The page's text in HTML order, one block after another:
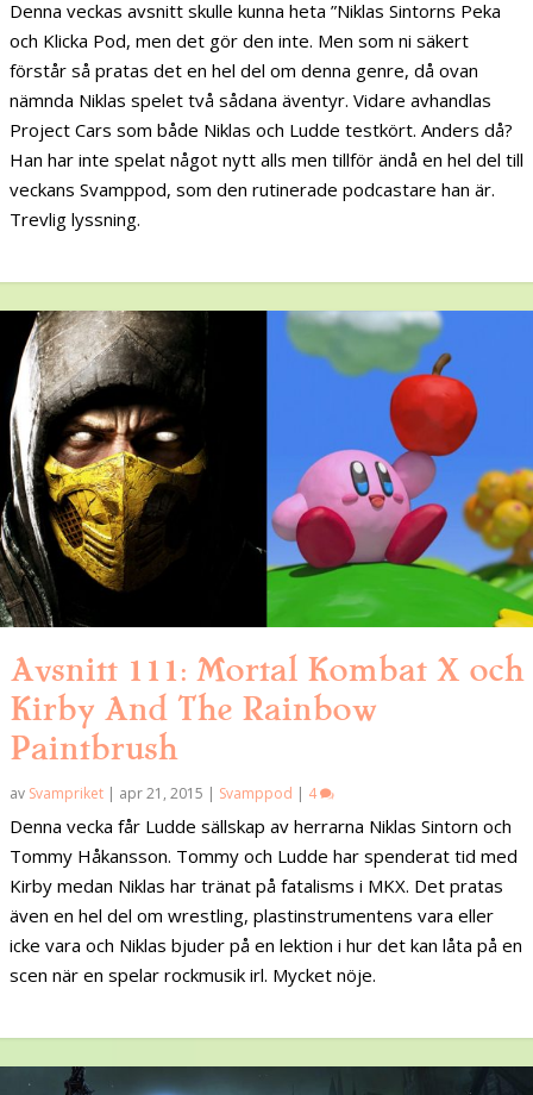
Denna veckas avsnitt skulle kunna heta ”Niklas Sintorns Peka
och Klicka Pod, men det gör den inte. Men som ni säkert
förstår så pratas det en hel del om denna genre, då ovan
nämnda Niklas spelet två sådana äventyr. Vidare avhandlas
Project Cars som både Niklas och Ludde testkört. Anders då?
Han har inte spelat något nytt alls men tillför ändå en hel del till
veckans Svamppod, som den rutinerade podcastare han är.
Trevlig lyssning.
Avsnitt 111: Mortal Kombat X och
Kirby And The Rainbow
Paintbrush
av Svampriket | apr 21, 2015 | Svamppod | 4
Denna vecka får Ludde sällskap av herrarna Niklas Sintorn och
Tommy Håkansson. Tommy och Ludde har spenderat tid med
Kirby medan Niklas har tränat på fatalisms i MKX. Det pratas
även en hel del om wrestling, plastinstrumentens vara eller
icke vara och Niklas bjuder på en lektion i hur det kan låta på en
scen när en spelar rockmusik irl. Mycket nöje.